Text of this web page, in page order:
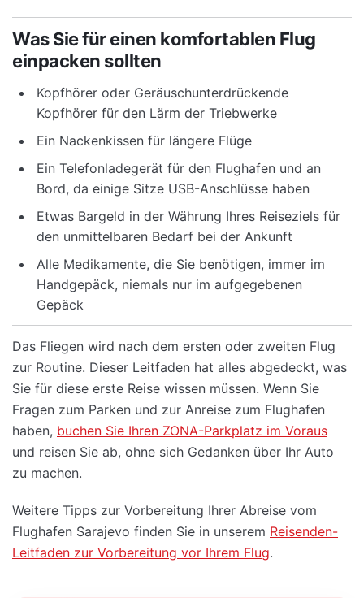
Was Sie für einen komfortablen Flug
einpacken sollten
Kopfhörer oder Geräuschunterdrückende
Kopfhörer für den Lärm der Triebwerke
Ein Nackenkissen für längere Flüge
Ein Telefonladegerät für den Flughafen und an
Bord, da einige Sitze USB-Anschlüsse haben
Etwas Bargeld in der Währung Ihres Reiseziels für
den unmittelbaren Bedarf bei der Ankunft
Alle Medikamente, die Sie benötigen, immer im
Handgepäck, niemals nur im aufgegebenen
Gepäck
Das Fliegen wird nach dem ersten oder zweiten Flug
zur Routine. Dieser Leitfaden hat alles abgedeckt, was
Sie für diese erste Reise wissen müssen. Wenn Sie
Fragen zum Parken und zur Anreise zum Flughafen
haben, buchen Sie Ihren ZONA-Parkplatz im Voraus
und reisen Sie ab, ohne sich Gedanken über Ihr Auto
zu machen.
Weitere Tipps zur Vorbereitung Ihrer Abreise vom
Flughafen Sarajevo finden Sie in unserem Reisenden-
Leitfaden zur Vorbereitung vor Ihrem Flug.